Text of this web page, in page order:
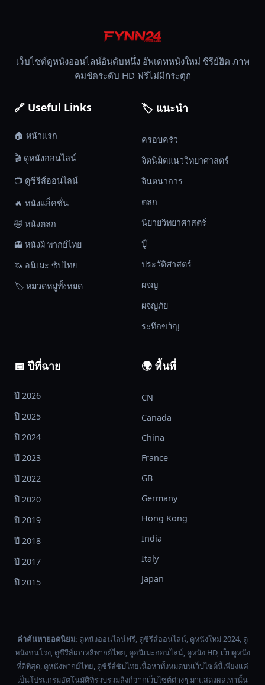
เว็บไซต์ดูหนังออนไลน์อันดับหนึ่ง อัพเดทหนังใหม่ ซีรีย์ฮิต ภาพ
คมชัดระดับ HD ฟรีไม่มีกระตุก
🔗 Useful Links
🏠 หน้าแรก
🎬 ดูหนังออนไลน์
📺 ดูซีรีส์ออนไลน์
🔥 หนังแอ็คชั่น
🤣 หนังตลก
👻 หนังผี พากย์ไทย
🦄 อนิเมะ ซับไทย
🏷️ หมวดหมู่ทั้งหมด
🏷️ แนะนำ
ครอบครัว
จิตนิมิตแนววิทยาศาสตร์
จินตนาการ
ตลก
นิยายวิทยาศาสตร์
บู๊
ประวัติศาสตร์
ผจญ
ผจญภัย
ระทึกขวัญ
📅 ปีที่ฉาย
ปี 2026
ปี 2025
ปี 2024
ปี 2023
ปี 2022
ปี 2020
ปี 2019
ปี 2018
ปี 2017
ปี 2015
🌍 พื้นที่
CN
Canada
China
France
GB
Germany
Hong Kong
India
Italy
Japan
คำค้นหายอดนิยม: ดูหนังออนไลน์ฟรี, ดูซีรีส์ออนไลน์, ดูหนังใหม่ 2024, ดู
หนังชนโรง, ดูซีรีส์เกาหลีพากย์ไทย, ดูอนิเมะออนไลน์, ดูหนัง HD, เว็บดูหนัง
ที่ดีที่สุด, ดูหนังพากย์ไทย, ดูซีรีส์ซับไทยเนื้อหาทั้งหมดบนเว็บไซต์นี้เพียงแค่
เป็นโปรแกรมอัตโนมัติที่รวบรวมลิงก์จากเว็บไซต์ต่างๆ มาแสดงผลเท่านั้น